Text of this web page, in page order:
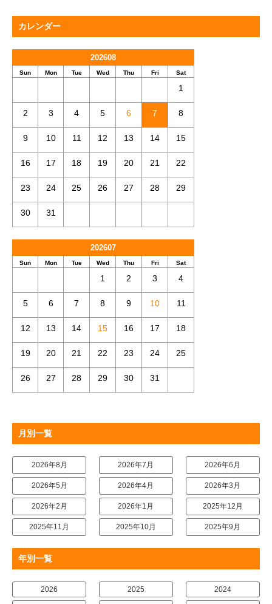
カレンダー
202608
Sun Mon Tue Wed Thu Fri Sat
1
2 3 4 5 6 7 8
9 10 11 12 13 14 15
16 17 18 19 20 21 22
23 24 25 26 27 28 29
30 31
202607
Sun Mon Tue Wed Thu Fri Sat
1 2 3 4
5 6 7 8 9 10 11
12 13 14 15 16 17 18
19 20 21 22 23 24 25
26 27 28 29 30 31
月別一覧
2026年8月 2026年7月 2026年6月
2026年5月 2026年4月 2026年3月
2026年2月 2026年1月 2025年12月
2025年11月 2025年10月 2025年9月
年別一覧
2026 2025 2024